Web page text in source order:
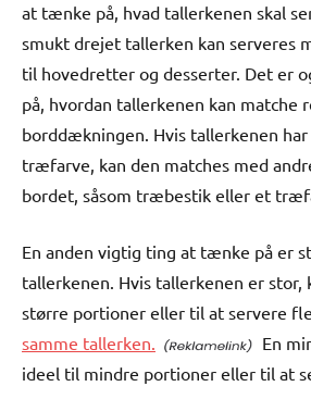
at tænke på, hvad tallerkenen skal
smukt drejet tallerken kan serveres
til hovedretter og desserter. Det er
på, hvordan tallerkenen kan matche
borddækningen. Hvis tallerkenen
træfarve, kan den matches med
bordet, såsom træbestik eller et
En anden vigtig ting at tænke på er
tallerkenen. Hvis tallerkenen er stor,
større portioner eller til at servere
samme tallerken.
En
ideel til mindre portioner eller til at